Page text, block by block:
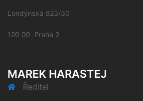
Londýnská 623/30
120 00 Praha 2
MAREK HARASTEJ
Ředitel